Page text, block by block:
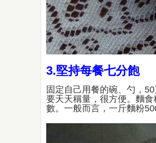
3.堅持每餐七分飽
固定自己用餐的碗、勺，
要天天稱量，很方便。麵
數。一般而言，一斤麵粉